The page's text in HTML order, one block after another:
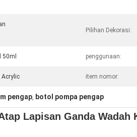
Pilihan Dekorasi:
50ml penggunaan:
Acrylic item nomor:
pengap, botol pompa pengap
Lapisan Ganda Wadah